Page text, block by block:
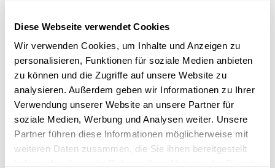
Diese Webseite verwendet Cookies
Wir verwenden Cookies, um Inhalte und Anzeigen zu
personalisieren, Funktionen für soziale Medien anbieten
zu können und die Zugriffe auf unsere Website zu
analysieren. Außerdem geben wir Informationen zu Ihrer
Verwendung unserer Website an unsere Partner für
soziale Medien, Werbung und Analysen weiter. Unsere
Partner führen diese Informationen möglicherweise mit
weiteren Daten zusammen, die Sie ihnen bereitgestellt
Probieren Sie die Vielfalt Italiens – besuchen Sie uns und
erleben Sie herzliche Gastfreundschaft in Ladenburg.
Das Team von Bella Marina freut sich darauf, Sie zu
verwöhnen!
Bella Marina Pizzeria & Gelateria in Ladenburg